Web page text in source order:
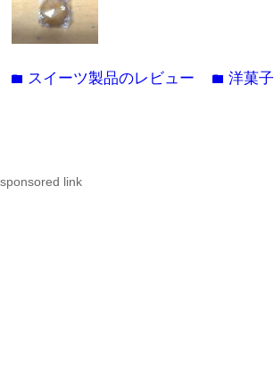
folder スイーツ製品のレビュー folder洋菓子
sponsored link